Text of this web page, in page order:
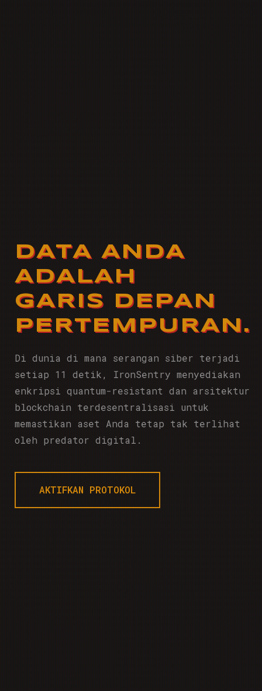
DATA ANDA
ADALAH
GARIS DEPAN
PERTEMPURAN.
Di dunia di mana serangan siber terjadi
setiap 11 detik, IronSentry menyediakan
enkripsi quantum-resistant dan arsitektur
blockchain terdesentralisasi untuk
memastikan aset Anda tetap tak terlihat
oleh predator digital.
AKTIFKAN PROTOKOL